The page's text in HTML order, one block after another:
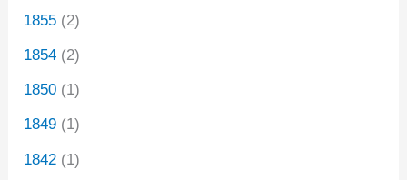
1855 (2)
1854 (2)
1850 (1)
1849 (1)
1842 (1)